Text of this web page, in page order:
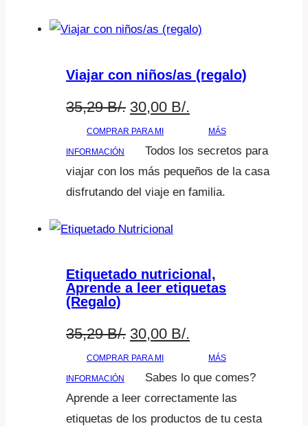
41,18 B/..35,00 B/..
Viajar con niños/as (regalo)
35,29B/. El
precio
original
era:
30,00 B/.
precio
actual
es:
COMPRAR PARA MI MÁS
INFORMACIÓN
Todos los secretos para
viajar con los más pequeños de la casa
disfrutando del viaje en familia.
Etiquetado nutricional,
Aprende a leer etiquetas
(Regalo)
35,29B/. El
precio
original
era:
30,00 B/.
precio
actual
es:
COMPRAR PARA MI MÁS
INFORMACIÓN
Sabes lo que comes?
Aprende a leer correctamente las
etiquetas de los productos de tu cesta